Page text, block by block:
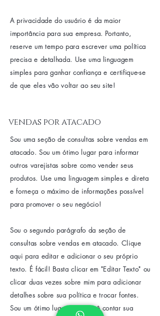
A privacidade do usuário é da maior
importância para sua empresa. Portanto,
reserve um tempo para escrever uma política
precisa e detalhada. Use uma linguagem
simples para ganhar confiança e certifique-se
de que eles vão voltar ao seu site!
vendas por atacado
Sou uma seção de consultas sobre vendas em
atacado. Sou um ótimo lugar para informar
outros varejistas sobre como vender seus
produtos. Use uma linguagem simples e direta
e forneça o máximo de informações possível
para promover o seu negócio!
Sou o segundo parágrafo da seção de
consultas sobre vendas em atacado. Clique
aqui para editar e adicionar o seu próprio
texto. É fácil! Basta clicar em "Editar Texto" ou
clicar duas vezes sobre mim para adicionar
detalhes sobre sua política e trocar fontes.
Sou um ótimo lugar para você contar sua